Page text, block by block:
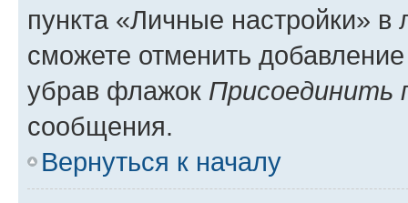
пункта «Личные настройки»
сможете отменить
убрав флажок Присоединить
сообщения.
Вернуться к началу